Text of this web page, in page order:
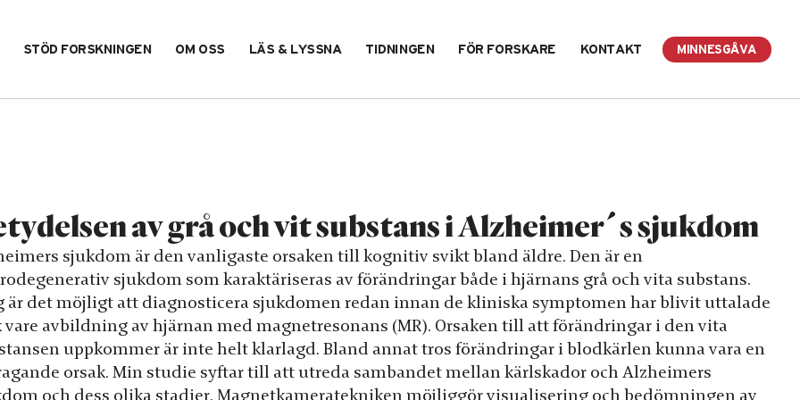
STÖD FORSKNINGEN OM OSS LÄS & LYSSNA TIDNINGEN FÖR FORSKARE KONTAKT MINNESGÅVA
av grå och vit substans i Alzheimer´s sjukdom
sjukdom är den vanligaste orsaken till kognitiv svikt bland äldre. Den är en
sjukdom som karaktäriseras av förändringar både i hjärnans grå och vita substans.
är det möjligt att diagnosticera sjukdomen redan innan de kliniska symptomen har blivit uttalade
vare avbildning av hjärnan med magnetresonans (MR). Orsaken till att förändringar i den vita
uppkommer är inte helt klarlagd. Bland annat tros förändringar i blodkärlen kunna vara en
orsak. Min studie syftar till att utreda sambandet mellan kärlskador och Alzheimers
och dess olika stadier. Magnetkameratekniken möjliggör visualisering och bedömningen av